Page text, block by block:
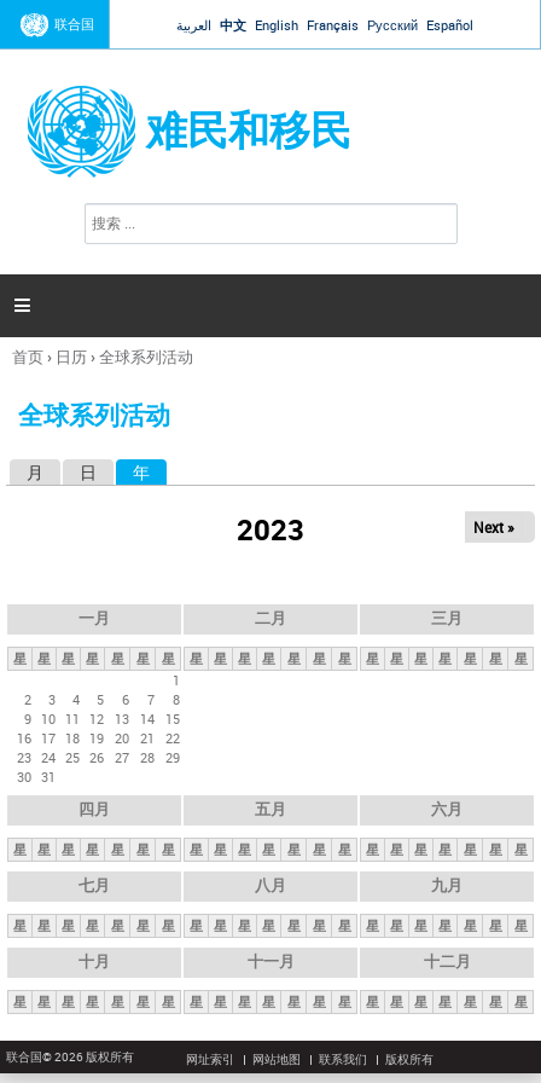
Jump to navigation
联合国 العربية 中文 English Français Русский Español
难民和移民
搜
索

你
这
首页› 日历›全球系列活动
全球系列活动
月 日 年
2023 Next »
一月
星 星 星 星 星 星
星
1
2
3 4 5 6 7
8
9 10 11 12 13 14
15
16 17 18 19 20 21
22
23 24 25 26 27 28 29
30 31
二月
星 星 星 星 星 星 星
三月
星 星 星 星 星 星 星
四月
星 星 星 星 星 星 星
五月
星 星 星 星 星 星 星
六月
星 星 星 星 星 星 星
七月
星 星 星 星 星 星 星
八月
星 星 星 星 星 星 星
九月
星 星 星 星 星 星 星
十月
星 星 星 星 星 星 星
十一月
星 星 星 星 星 星 星
十二月
星 星 星 星 星 星 星
联合国© 2026 版权所有 网址索引 网站地图 联系我们 版权所有